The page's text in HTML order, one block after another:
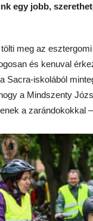
egy jobb,
meg az
és kenuval
Sacra-iskolából
a Mindszenty
a zarándokokkal